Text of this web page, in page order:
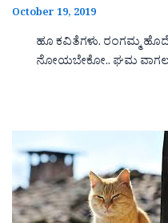
October 19, 2019
ಹೂ ಕವಿತೆಗಳು. ರಂಗಮ್ಮ
ನೋಯಬೇಕೋ.. ಘಮ